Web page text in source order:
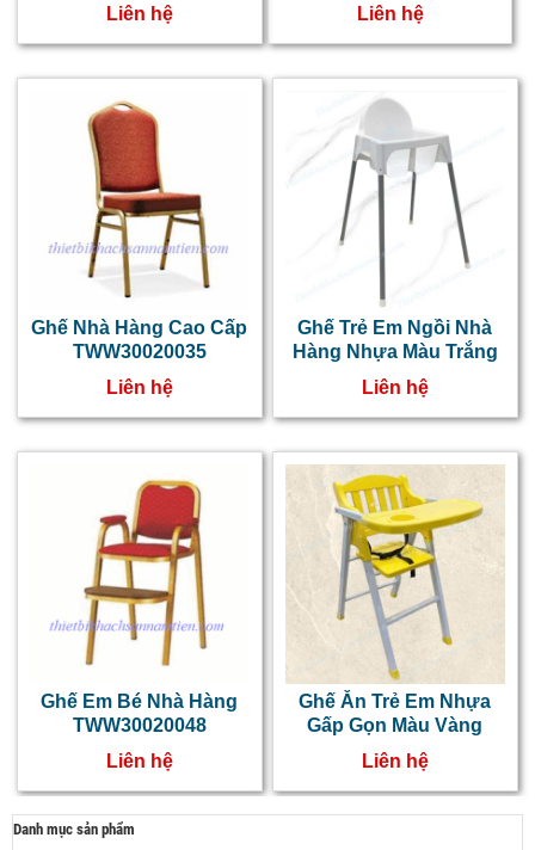
Dương
Liên hệ
Liên hệ
Ghế Nhà Hàng Cao Cấp
TWW30020035
Liên hệ
Ghế Trẻ Em Ngồi Nhà
Hàng Nhựa Màu Trắng
Liên hệ
Ghế Em Bé Nhà Hàng
TWW30020048
Liên hệ
Ghế Ăn Trẻ Em Nhựa
Gấp Gọn Màu Vàng
Liên hệ
Danh mục sản phẩm